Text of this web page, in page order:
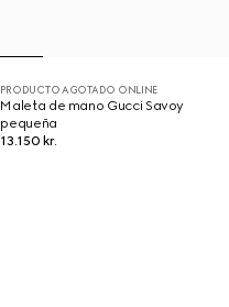
PRODUCTO AGOTADO ONLINE
Maleta de mano Gucci Savoy
pequeña
13.150 kr.